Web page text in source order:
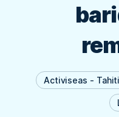
Activiseas -